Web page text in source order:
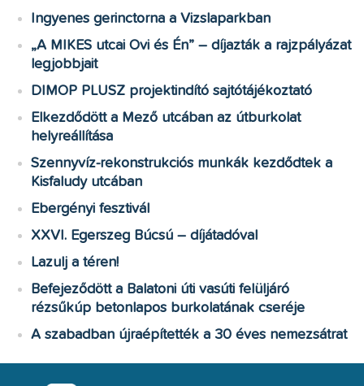
Ingyenes gerinctorna a Vizslaparkban
„A MIKES utcai Ovi és Én” – díjazták a rajzpályázat
legjobbjait
DIMOP PLUSZ projektindító sajtótájékoztató
Elkezdődött a Mező utcában az útburkolat
helyreállítása
Szennyvíz-rekonstrukciós munkák kezdődtek a
Kisfaludy utcában
Ebergényi fesztivál
XXVI. Egerszeg Búcsú – díjátadóval
Lazulj a téren!
Befejeződött a Balatoni úti vasúti felüljáró
rézsűkúp betonlapos burkolatának cseréje
A szabadban újraépítették a 30 éves nemezsátrat